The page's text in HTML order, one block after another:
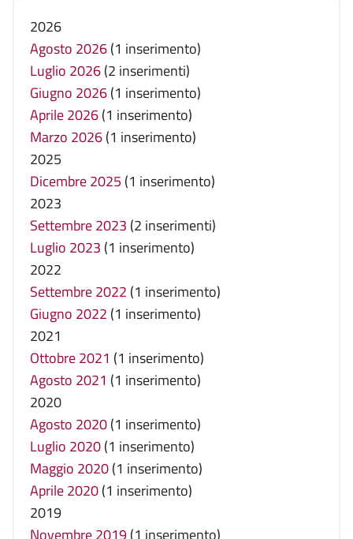
2026
Agosto 2026(1 inserimento)
Luglio 2026(2 inserimenti)
Giugno 2026(1 inserimento)
Aprile 2026(1 inserimento)
Marzo 2026(1 inserimento)
2025
Dicembre 2025 (1 inserimento)
2023
Settembre 2023 (2 inserimenti)
Luglio 2023 (1 inserimento)
2022
Settembre 2022 (1 inserimento)
Giugno 2022 (1 inserimento)
2021
Ottobre 2021 (1 inserimento)
Agosto 2021 (1 inserimento)
2020
Agosto 2020(1 inserimento)
Luglio 2020(1 inserimento)
Maggio 2020(1 inserimento)
Aprile 2020(1 inserimento)
2019
Novembre 2019(1 inserimento)